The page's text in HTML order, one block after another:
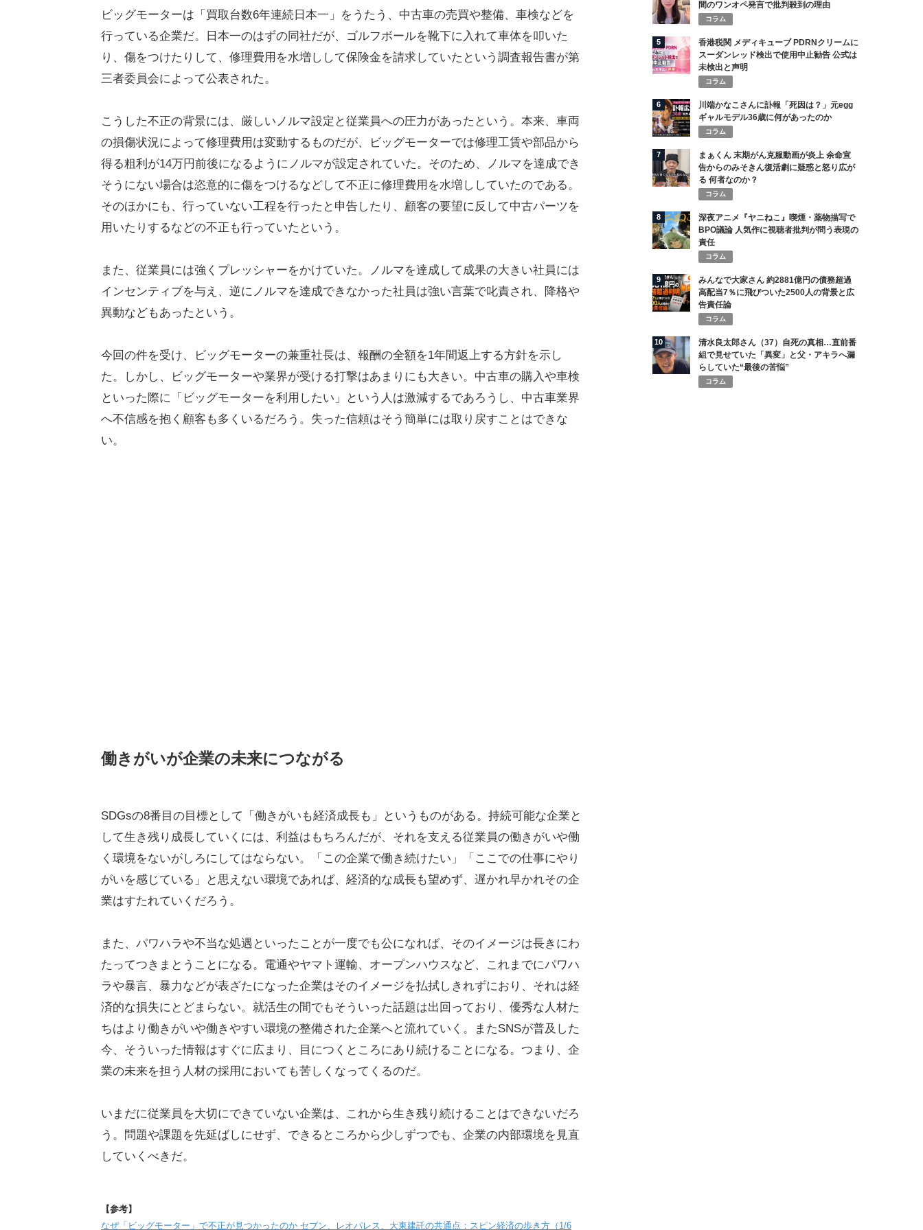
ビッグモーターは「買取台数6年連続日本一」をうたう、中古車の売買や整備、車検などを
行っている企業だ。日本一のはずの同社だが、ゴルフボールを靴下に入れて車体を叩いた
り、傷をつけたりして、修理費用を水増しして保険金を請求していたという調査報告書が第
三者委員会によって公表された。
こうした不正の背景には、厳しいノルマ設定と従業員への圧力があったという。本来、車両
の損傷状況によって修理費用は変動するものだが、ビッグモーターでは修理工賃や部品から
得る粗利が14万円前後になるようにノルマが設定されていた。そのため、ノルマを達成でき
そうにない場合は恣意的に傷をつけるなどして不正に修理費用を水増ししていたのである。
そのほかにも、行っていない工程を行ったと申告したり、顧客の要望に反して中古パーツを
用いたりするなどの不正も行っていたという。
また、従業員には強くプレッシャーをかけていた。ノルマを達成して成果の大きい社員には
インセンティブを与え、逆にノルマを達成できなかった社員は強い言葉で叱責され、降格や
異動などもあったという。
今回の件を受け、ビッグモーターの兼重社長は、報酬の全額を1年間返上する方針を示し
た。しかし、ビッグモーターや業界が受ける打撃はあまりにも大きい。中古車の購入や車検
といった際に「ビッグモーターを利用したい」という人は激減するであろうし、中古車業界
へ不信感を抱く顧客も多くいるだろう。失った信頼はそう簡単には取り戻すことはできな
い。
働きがいが企業の未来につながる
SDGsの8番目の目標として「働きがいも経済成長も」というものがある。持続可能な企業と
して生き残り成長していくには、利益はもちろんだが、それを支える従業員の働きがいや働
く環境をないがしろにしてはならない。「この企業で働き続けたい」「ここでの仕事にやり
がいを感じている」と思えない環境であれば、経済的な成長も望めず、遅かれ早かれその企
業はすたれていくだろう。
また、パワハラや不当な処遇といったことが一度でも公になれば、そのイメージは長きにわ
たってつきまとうことになる。電通やヤマト運輸、オープンハウスなど、これまでにパワハ
ラや暴言、暴力などが表ざたになった企業はそのイメージを払拭しきれずにおり、それは経
済的な損失にとどまらない。就活生の間でもそういった話題は出回っており、優秀な人材た
ちはより働きがいや働きやすい環境の整備された企業へと流れていく。またSNSが普及した
今、そういった情報はすぐに広まり、目につくところにあり続けることになる。つまり、企
業の未来を担う人材の採用においても苦しくなってくるのだ。
いまだに従業員を大切にできていない企業は、これから生き残り続けることはできないだろ
う。問題や課題を先延ばしにせず、できるところから少しずつでも、企業の内部環境を見直
していくべきだ。
【参考】
なぜ「ビッグモーター」で不正が見つかったのか セブン、レオパレス、大東建託の共通点：スピン経済の歩き方（1/6
間のワンオペ発言で批判殺到の理由
コラム
5
香港税関 メディキューブ PDRNクリームに
スーダンレッド検出で使用中止勧告 公式は
未検出と声明
コラム
6
川端かなこさんに訃報「死因は？」元egg
ギャルモデル36歳に何があったのか
コラム
7
まぁくん 末期がん克服動画が炎上 余命宣
告からのみそきん復活劇に疑惑と怒り広が
る 何者なのか？
コラム
8
深夜アニメ『ヤニねこ』喫煙・薬物描写で
BPO議論 人気作に視聴者批判が問う表現の
責任
コラム
9
みんなで大家さん 約2881億円の債務超過
高配当7％に飛びついた2500人の背景と広
告責任論
コラム
10
清水良太郎さん（37）自死の真相…直前番
組で見せていた「異変」と父・アキラへ漏
らしていた“最後の苦悩”
コラム